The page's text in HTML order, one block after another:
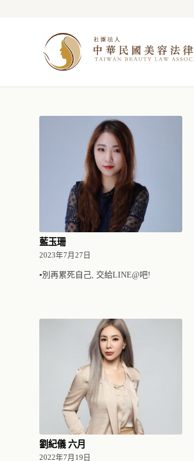
藍玉珊
2023年7月27日
▪別再累死自己, 交給LINE@吧!
劉紀儀 六月
2022年7月19日